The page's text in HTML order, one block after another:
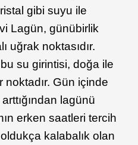
gibi suyu ile
Lagün, günübirlik
uğrak noktasıdır.
su girintisi, doğa ile
Gün içinde
lagünü
erken saatleri tercih
kalabalık olan